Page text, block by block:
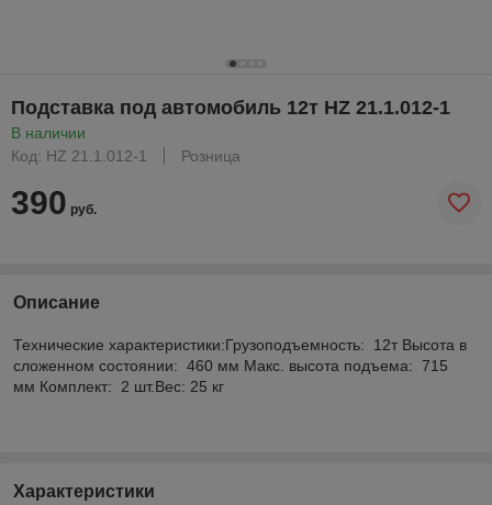
Подставка под автомобиль 12т HZ 21.1.012-1
В наличии
Код: HZ 21.1.012-1
Розница
390 руб.
Описание
Технические характеристики:Грузоподъемность: 12т Высота в
сложенном состоянии: 460 мм Макс. высота подъема: 715
мм Комплект: 2 шт.Вес: 25 кг
Характеристики